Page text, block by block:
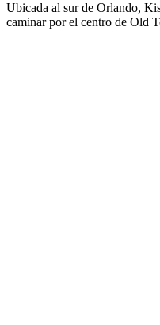
Ubicada al sur de Orlando,
caminar por el centro de Old